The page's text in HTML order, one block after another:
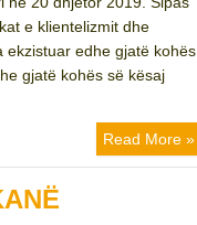
e klientelizmit dhe
ekzistuar edhe gjatë kohës
gjatë kohës së kësaj
Read More »